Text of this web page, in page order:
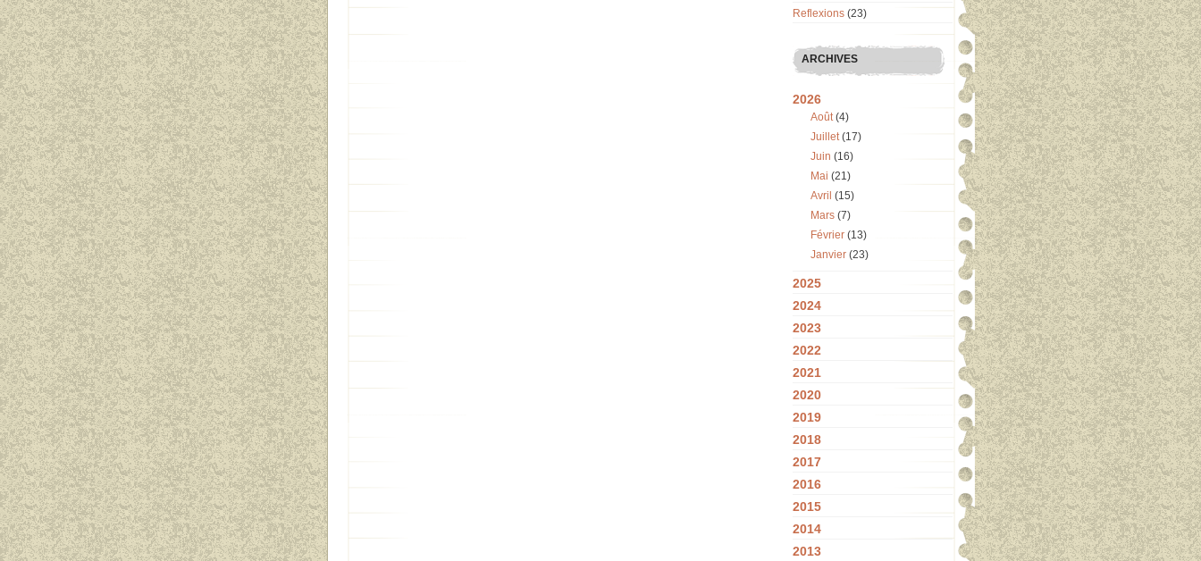
Reflexions (23)
ARCHIVES
2026
Août(4)
Juillet(17)
Juin (16)
Mai (21)
Avril (15)
Mars (7)
Février (13)
Janvier (23)
2025
2024
2023
2022
2021
2020
2019
2018
2017
2016
2015
2014
2013